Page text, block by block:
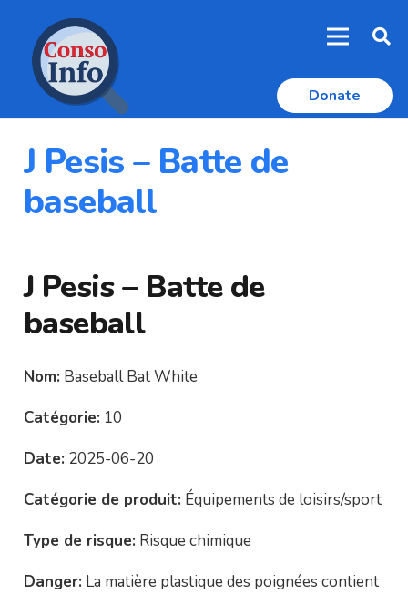
Donate
J Pesis – Batte de
baseball
J Pesis – Batte de
baseball
Nom: Baseball Bat White
Catégorie: 10
Date: 2025-06-20
Catégorie de produit: Équipements de loisirs/sport
Type de risque: Risque chimique
Danger: La matière plastique des poignées contient